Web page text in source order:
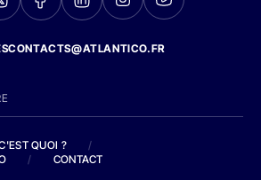
QUOI ?
/
/ CONTACT